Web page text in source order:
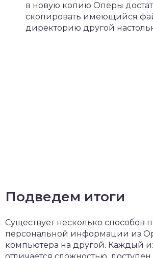
в новую копию Оперы
скопировать имеющийся
директорию другой
Подведем итоги
Существует несколько способов
персональной информации из
компьютера на другой. Каждый